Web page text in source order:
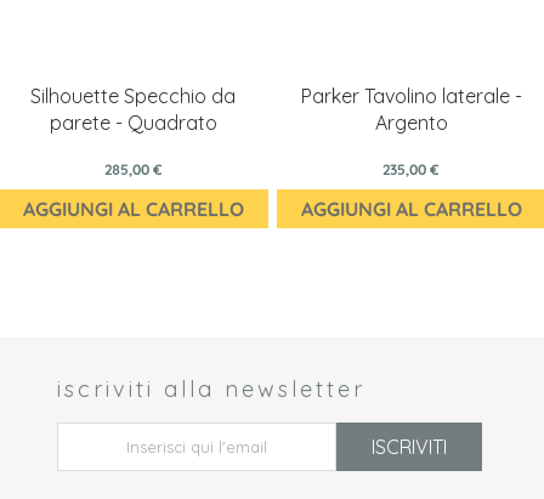
Silhouette Specchio da
parete - Quadrato
285,00 €
AGGIUNGI AL CARRELLO
Parker Tavolino laterale -
Argento
235,00 €
AGGIUNGI AL CARRELLO
iscriviti alla newsletter
ISCRIVITI